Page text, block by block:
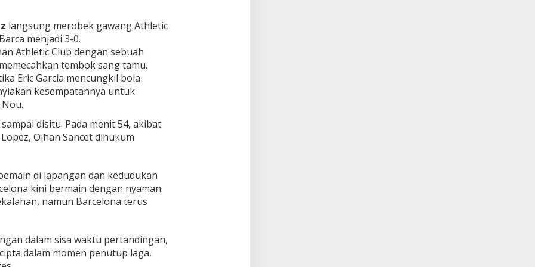
langsung merobek gawang Athletic
menjadi 3-0.
Athletic Club dengan sebuah
tembok sang tamu.
Eric Garcia mencungkil bola
kesempatannya untuk
disitu. Pada menit 54, akibat
Oihan Sancet dihukum
di lapangan dan kedudukan
kini bermain dengan nyaman.
namun Barcelona terus
dalam sisa waktu pertandingan,
dalam momen penutup laga,